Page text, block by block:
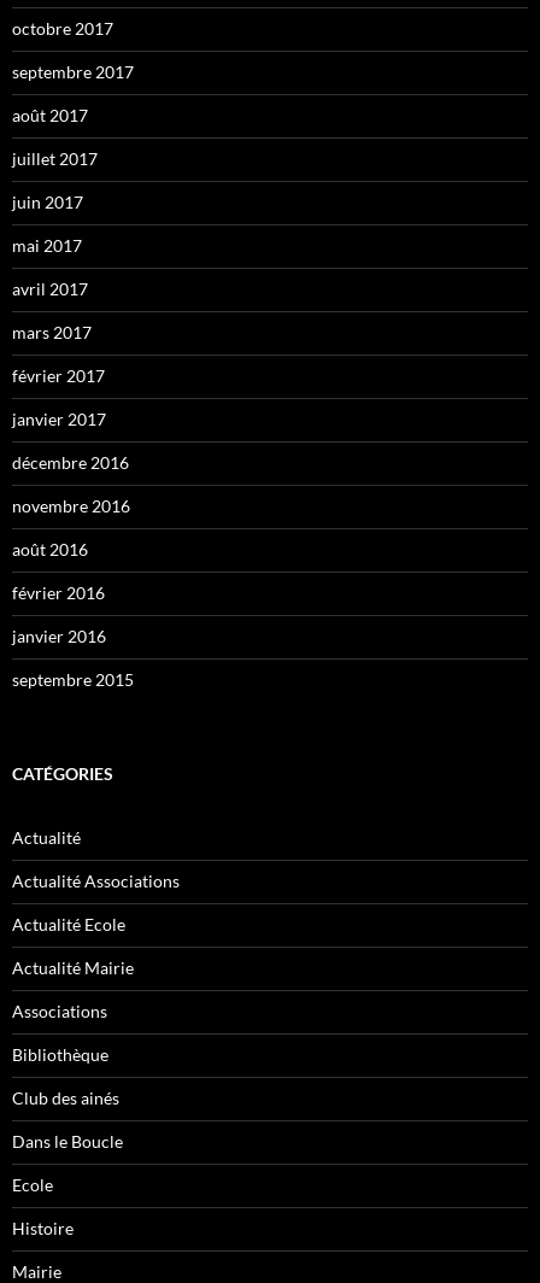
octobre 2017
septembre 2017
août 2017
juillet 2017
juin 2017
mai 2017
avril 2017
mars 2017
février 2017
janvier 2017
décembre 2016
novembre 2016
août 2016
février 2016
janvier 2016
septembre 2015
CATÉGORIES
Actualité
Actualité Associations
Actualité Ecole
Actualité Mairie
Associations
Bibliothèque
Club des ainés
Dans le Boucle
Ecole
Histoire
Mairie